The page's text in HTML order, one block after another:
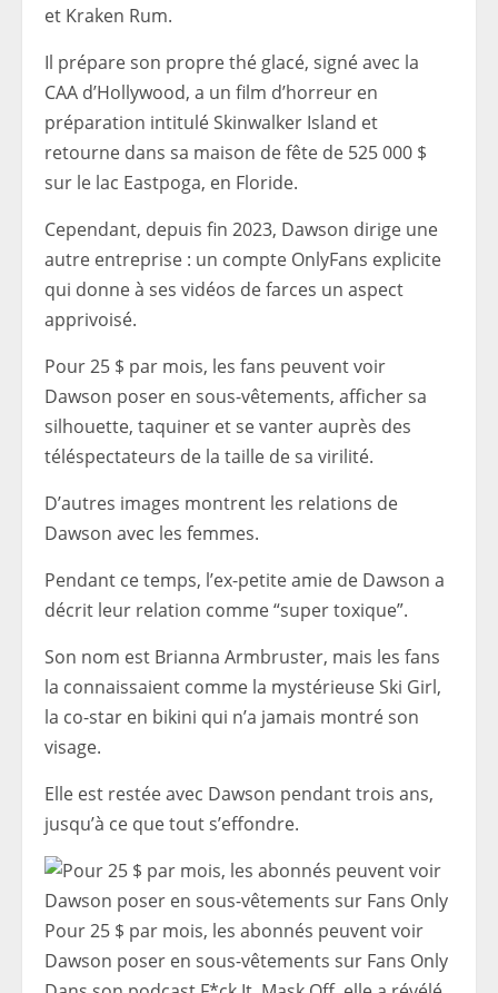
et Kraken Rum.
Il prépare son propre thé glacé, signé avec la
CAA d’Hollywood, a un film d’horreur en
préparation intitulé Skinwalker Island et
retourne dans sa maison de fête de 525 000 $
sur le lac Eastpoga, en Floride.
Cependant, depuis fin 2023, Dawson dirige une
autre entreprise : un compte OnlyFans explicite
qui donne à ses vidéos de farces un aspect
apprivoisé.
Pour 25 $ par mois, les fans peuvent voir
Dawson poser en sous-vêtements, afficher sa
silhouette, taquiner et se vanter auprès des
téléspectateurs de la taille de sa virilité.
D’autres images montrent les relations de
Dawson avec les femmes.
Pendant ce temps, l’ex-petite amie de Dawson a
décrit leur relation comme “super toxique”.
Son nom est Brianna Armbruster, mais les fans
la connaissaient comme la mystérieuse Ski Girl,
la co-star en bikini qui n’a jamais montré son
visage.
Elle est restée avec Dawson pendant trois ans,
jusqu’à ce que tout s’effondre.
Pour 25 $ par mois, les abonnés peuvent voir
Dawson poser en sous-vêtements sur Fans Only